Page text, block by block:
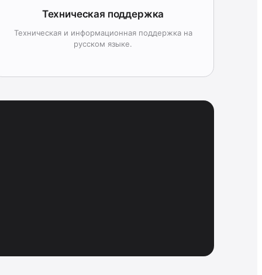
Техническая поддержка
Техническая и информационная поддержка на
русском языке.